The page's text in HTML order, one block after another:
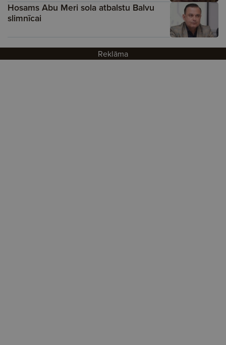
Hosams Abu Meri sola atbalstu Balvu
slimnīcai
Reklāma